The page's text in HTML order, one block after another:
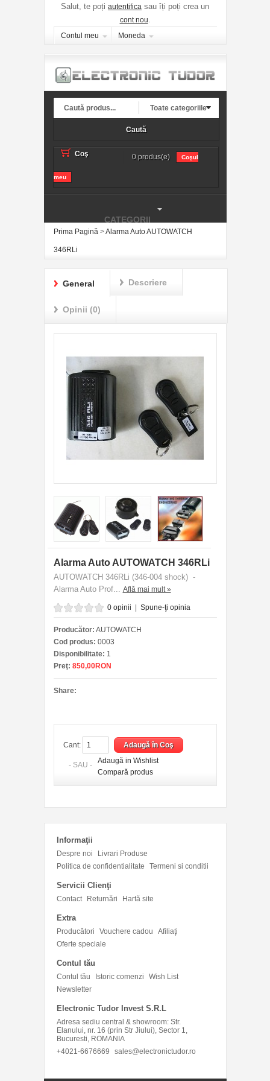
Salut, te poți autentifica sau îți poți crea un
cont nou.
Contul meu Moneda
Toate categoriile
Caută
Coş 0 produs(e) Coşul
meu
CATEGORII
Prima Pagină>Alarma Auto AUTOWATCH
346RLi
General Descriere
Opinii (0)
Alarma Auto AUTOWATCH 346RLi
AUTOWATCH 346RLi (346-004 shock) -
Alarma Auto Prof... Află mai mult »
0 opinii Spune-ţi opinia
Producător: AUTOWATCH
Cod produs: 0003
Disponibilitate: 1
Preţ: 850,00RON
Share:
Cant:
- SAU - Adaugă in Wishlist
Compară produs
Informaţii
Despre noi
Livrari Produse
Politica de confidentialitate
Termeni si conditii
Servicii Clienţi
Contact Returnări Hartă site
Extra
Producători Vouchere cadou
Afiliaţi
Oferte speciale
Contul tău
Contul tău Istoric comenzi
Wish List
Newsletter
Electronic Tudor Invest S.R.L
Adresa sediu central & showroom: Str.
Elanului, nr. 16 (prin Str Jiului), Sector 1,
Bucuresti, ROMANIA
+4021-6676669
sales@electronictudor.ro